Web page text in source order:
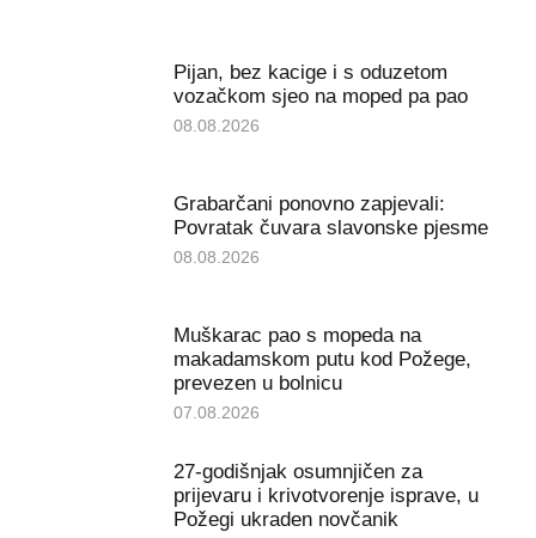
Pijan, bez kacige i s oduzetom
vozačkom sjeo na moped pa pao
08.08.2026
Grabarčani ponovno zapjevali:
Povratak čuvara slavonske pjesme
08.08.2026
Muškarac pao s mopeda na
makadamskom putu kod Požege,
prevezen u bolnicu
07.08.2026
27-godišnjak osumnjičen za
prijevaru i krivotvorenje isprave, u
Požegi ukraden novčanik